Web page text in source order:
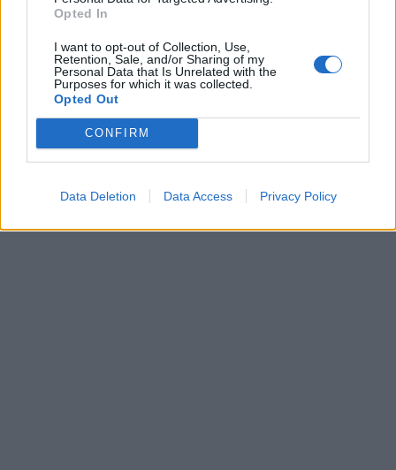
Opted In
I want to opt-out of Collection, Use,
Retention, Sale, and/or Sharing of my
Personal Data that Is Unrelated with the
Purposes for which it was collected.
Opted Out
CONFIRM
Data Deletion Data Access Privacy Policy